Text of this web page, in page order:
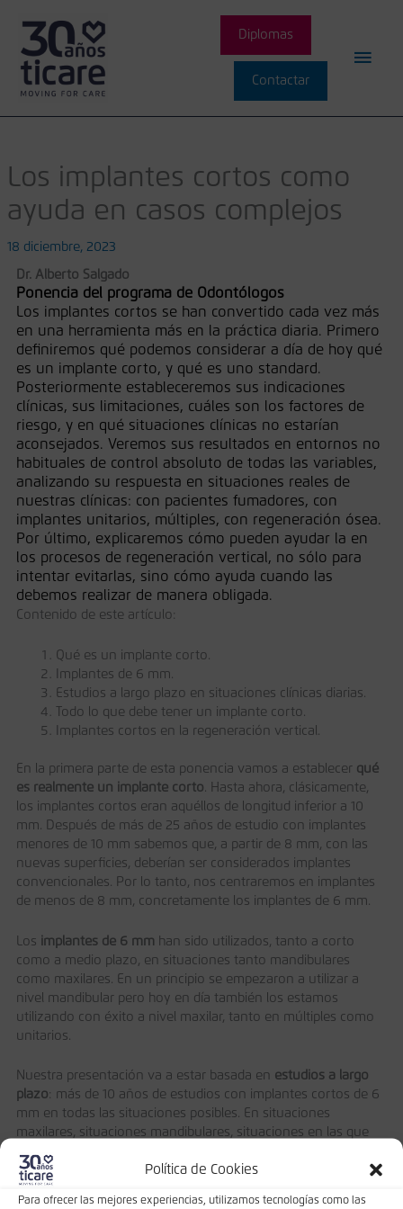
Política de Cookies
Para ofrecer las mejores experiencias, utilizamos tecnologías como las
contenido
Diplomas
Contactar
Los implantes cortos como
ayuda en casos complejos
18 diciembre, 2023
Dr. Alberto Salgado
Ponencia del programa de Odontólogos
Los implantes cortos se han convertido cada vez más
en una herramienta más en la práctica diaria. Primero
definiremos qué podemos considerar a día de hoy qué
es un implante corto, y qué es uno standard.
Posteriormente estableceremos sus indicaciones
clínicas, sus limitaciones, cuáles son los factores de
riesgo, y en qué situaciones clínicas no estarían
aconsejados. Veremos sus resultados en entornos no
habituales de control absoluto de todas las variables,
analizando su respuesta en situaciones reales de
nuestras clínicas: con pacientes fumadores, con
implantes unitarios, múltiples, con regeneración ósea.
Por último, explicaremos cómo pueden ayudar la en
los procesos de regeneración vertical, no sólo para
intentar evitarlas, sino cómo ayuda cuando las
debemos realizar de manera obligada.
Contenido de este artículo:
Qué es un implante corto.
Implantes de 6 mm.
Estudios a largo plazo en situaciones clínicas diarias.
Todo lo que debe tener un implante corto.
Implantes cortos en la regeneración vertical.
En la primera parte de esta ponencia vamos a establecer qué
es realmente un implante corto. Hasta ahora, clásicamente,
los implantes cortos eran aquéllos de longitud inferior a 10
mm. Después de más de 25 años de estudio con implantes
menores de 10 mm sabemos que, a partir de 8 mm, con las
nuevas superficies, deberían ser considerados implantes
convencionales. Por lo tanto, nos centraremos en implantes
de menos de 8 mm, concretamente los implantes de 6 mm.
Los implantes de 6 mm han sido utilizados, tanto a corto
como a medio plazo, en situaciones tanto mandibulares
como maxilares. En un principio se empezaron a utilizar a
nivel mandibular pero hoy en día también los estamos
utilizando con éxito a nivel maxilar, tanto en múltiples como
unitarios.
Nuestra presentación va a estar basada en estudios a largo
plazo: más de 10 años de estudios con implantes cortos de 6
mm en todas las situaciones posibles. En situaciones
maxilares, situaciones mandibulares, situaciones en las que
hay que hacer regeneración ósea, situaciones en las que hay
que hacer extracciones, en pacientes fumadores, etc. No en
situaciones ideales. Son situaciones que nos dan un resultado